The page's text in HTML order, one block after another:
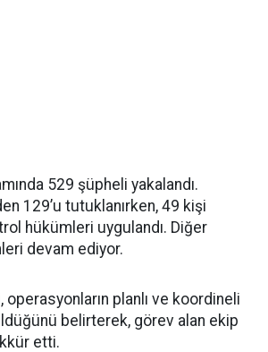
529 şüpheli yakalandı.
129’u tutuklanırken, 49 kişi
hükümleri uygulandı. Diğer
devam ediyor.
planlı ve koordineli
belirterek, görev alan ekip
etti.